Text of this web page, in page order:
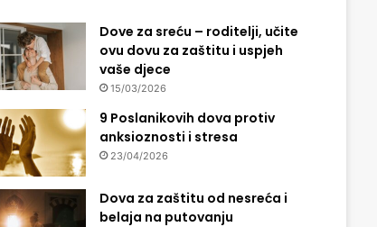
Dove za sreću – roditelji, učite
ovu dovu za zaštitu i uspjeh
vaše djece
15/03/2026
9 Poslanikovih dova protiv
anksioznosti i stresa
23/04/2026
Dova za zaštitu od nesreća i
belaja na putovanju